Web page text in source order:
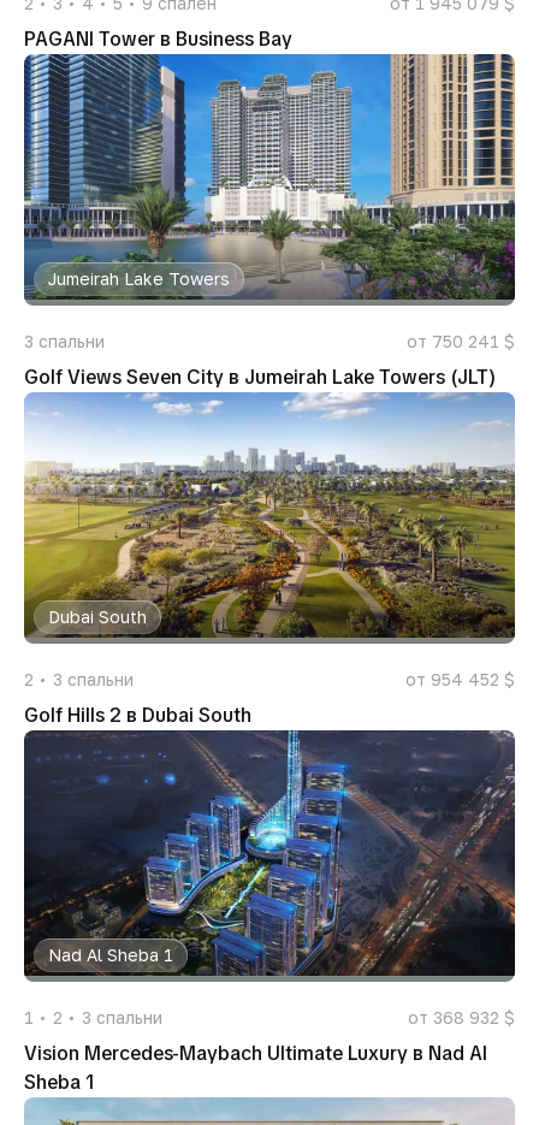
PAGANI Tower в Business Bay
Jumeirah Lake Towers
3 спальни от 750 241 $
Golf Views Seven City в Jumeirah Lake Towers (JLT)
Dubai South
2 3 спальни от 954 452 $
Golf Hills 2 в Dubai South
Nad Al Sheba 1
1 2 3 спальни от 368 932 $
Vision Mercedes-Maybach Ultimate Luxury в Nad Al
Sheba 1